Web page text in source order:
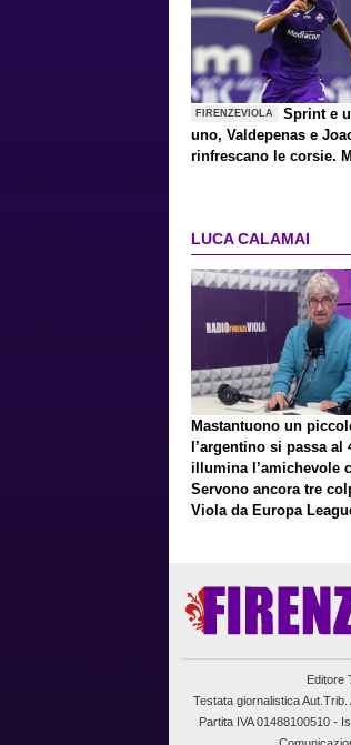
FIRENZEVIOLA
Sprint e
uno, Valdepenas e
rinfrescano le corsie.
LUCA CALAMAI
Mastantuono un
l’argentino si passa al
illumina l’amichevole
Servono ancora tre
Viola da Europa
Editore
Testata giornalistica
Partita IVA 01488100510 -